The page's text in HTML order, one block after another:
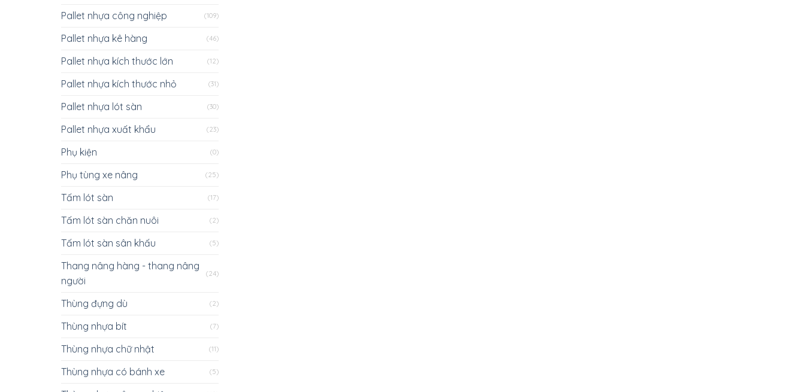
Pallet nhựa công nghiệp (109)
Pallet nhựa kê hàng (46)
Pallet nhựa kích thước lớn (12)
Pallet nhựa kích thước nhỏ (31)
Pallet nhựa lót sàn (30)
Pallet nhựa xuất khẩu (23)
Phụ kiện (0)
Phụ tùng xe nâng (25)
Tấm lót sàn (17)
Tấm lót sàn chăn nuôi (2)
Tấm lót sàn sân khấu (5)
Thang nâng hàng - thang nâng
người
(24)
Thùng đựng dù (2)
Thùng nhựa bít (7)
Thùng nhựa chữ nhật (11)
Thùng nhựa có bánh xe (5)